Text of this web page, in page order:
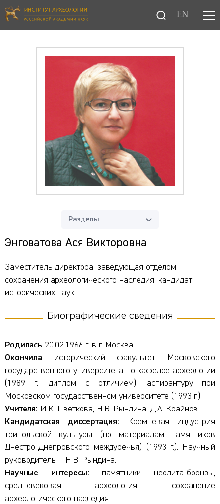
EN
Разделы
Энговатова Ася Викторовна
Заместитель директора, заведующая отделом
сохранения археологического наследия, кандидат
исторических наук
Биографические сведения
Родилась 20.02.1966 г. в г. Москва.
Окончила исторический факультет Московского
государственного университета по кафедре археологии
(1989 г., диплом с отличием), аспирантуру при
Московском государственном университете (1993 г.)
Учителя: И.К. Цветкова, Н.В. Рындина, Д.А. Крайнов.
Кандидатская диссертация: Кремневая индустрия
трипольской культуры (по материалам памятников
Днестро-Днепровского междуречья) (1993 г.). Научный
руководитель – Н.В. Рындина.
Научные интересы: памятники неолита-бронзы,
средневековая археология, сохранение
археологического наследия.